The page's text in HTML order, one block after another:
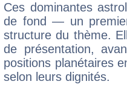
Ces dominantes
de fond — un
structure du thème.
de présentation,
positions planétaires
selon leurs dignités.